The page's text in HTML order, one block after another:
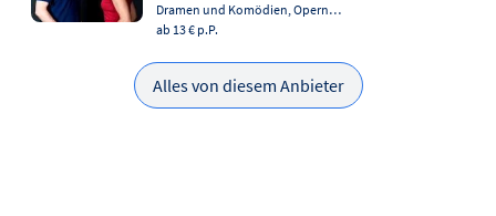
Dramen und Komödien, Opern…
ab 13 € p.P.
Alles von diesem Anbieter